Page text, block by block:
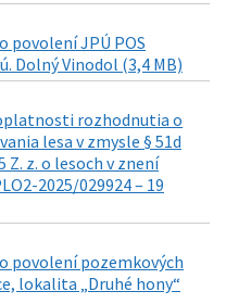
povolení JPÚ POS
Dolný Vinodol (3,4 MB)
rozhodnutia o
lesa v zmysle § 51d
Z. z. o lesoch v znení
2025/029924 – 19
povolení pozemkových
lokalita „Druhé hony“